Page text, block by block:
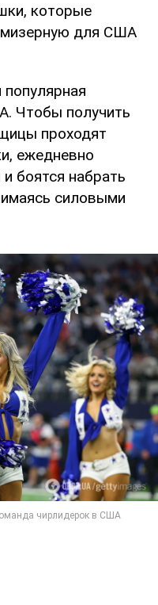
которые
мизерную для США
Чтобы получить
проходят
ежедневно
боятся набрать
силовыми